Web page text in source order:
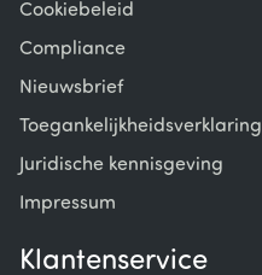
Cookiebeleid
Compliance
Nieuwsbrief
Toegankelijkheidsverklaring
Juridische kennisgeving
Impressum
Klantenservice